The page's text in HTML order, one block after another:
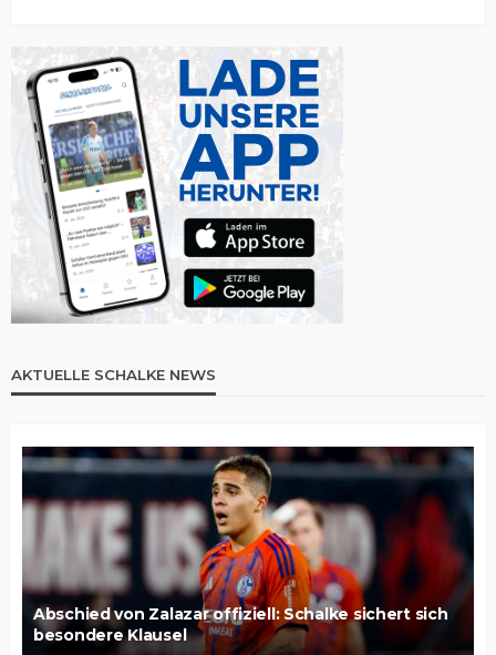
AKTUELLE SCHALKE NEWS
Abschied von Zalazar offiziell: Schalke sichert sich
besondere Klausel